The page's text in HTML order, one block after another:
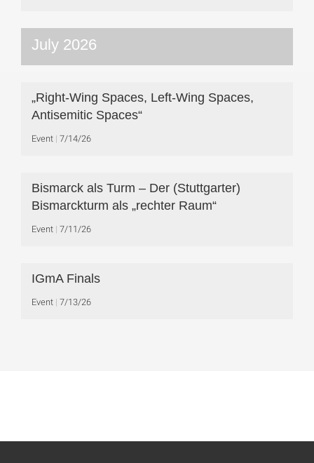
July 2026
„Right-Wing Spaces, Left-Wing Spaces,
Antisemitic Spaces“
Event 7/14/26
Bismarck als Turm – Der (Stuttgarter)
Bismarckturm als „rechter Raum“
Event 7/11/26
IGmA Finals
Event 7/13/26